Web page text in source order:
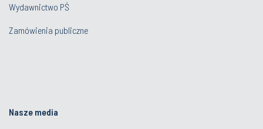
Wydawnictwo PŚ
Zamówienia publiczne
Nasze media